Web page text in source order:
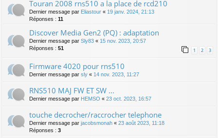
Touran 2008 rns510 a la place de rcd210
Dernier message par Eliastour « 19 janv. 2024, 21:13
Réponses : 11
Discover Media Gen2 (PQ) : adaptation
Dernier message par Sly83 « 15 nov. 2023, 20:57
Réponses : 51 1 2 3
Firmware 4020 pour rns510
Dernier message par sly « 14 nov. 2023, 11:27
RNS510 MAJ FW ET SW ...
Dernier message par HEMSO « 23 oct. 2023, 16:57
touche decrocher/raccrocher telephone
Dernier message par jacobsmonah « 23 août 2023, 11:18
Réponses : 3